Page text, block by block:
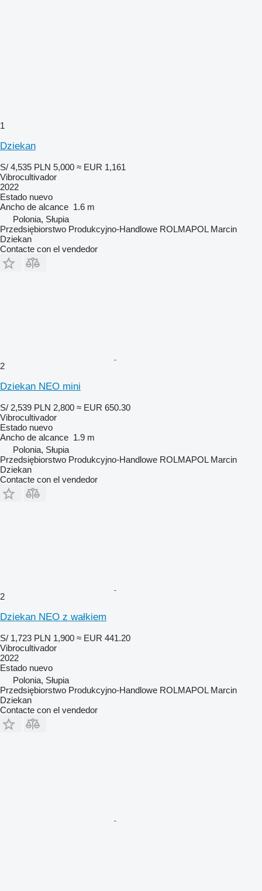
1
Dziekan
S/ 4,535 PLN 5,000 ≈ EUR 1,161
Vibrocultivador
2022
Estado nuevo
Ancho de alcance 1.6 m
Polonia, Słupia
Przedsiębiorstwo Produkcyjno-Handlowe ROLMAPOL Marcin
Dziekan
Contacte con el vendedor
2
Dziekan NEO mini
S/ 2,539 PLN 2,800 ≈ EUR 650.30
Vibrocultivador
Estado nuevo
Ancho de alcance 1.9 m
Polonia, Słupia
Przedsiębiorstwo Produkcyjno-Handlowe ROLMAPOL Marcin
Dziekan
Contacte con el vendedor
2
Dziekan NEO z wałkiem
S/ 1,723 PLN 1,900 ≈ EUR 441.20
Vibrocultivador
2022
Estado nuevo
Polonia, Słupia
Przedsiębiorstwo Produkcyjno-Handlowe ROLMAPOL Marcin
Dziekan
Contacte con el vendedor